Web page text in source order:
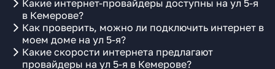
Какие интернет-провайдеры доступны на ул 5-я
в Кемерове?
Как проверить, можно ли подключить интернет в
моем доме на ул 5-я?
Какие скорости интернета предлагают
провайдеры на ул 5-я в Кемерове?